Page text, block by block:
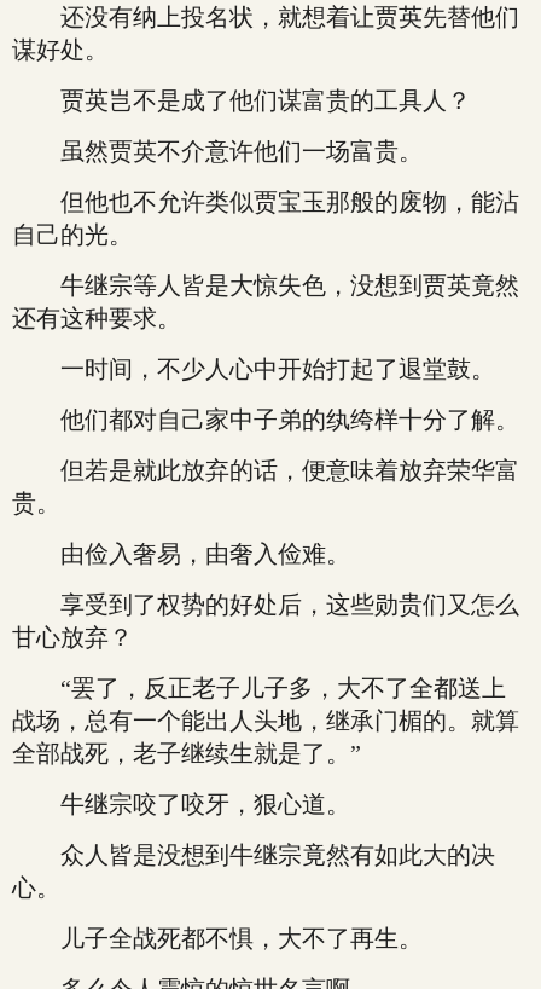
还没有纳上投名状，就想着让贾英先替他们
谋好处。
贾英岂不是成了他们谋富贵的工具人？
虽然贾英不介意许他们一场富贵。
但他也不允许类似贾宝玉那般的废物，能沾
自己的光。
牛继宗等人皆是大惊失色，没想到贾英竟然
还有这种要求。
一时间，不少人心中开始打起了退堂鼓。
他们都对自己家中子弟的纨绔样十分了解。
但若是就此放弃的话，便意味着放弃荣华富
贵。
由俭入奢易，由奢入俭难。
享受到了权势的好处后，这些勋贵们又怎么
甘心放弃？
“罢了，反正老子儿子多，大不了全都送上
战场，总有一个能出人头地，继承门楣的。就算
全部战死，老子继续生就是了。”
牛继宗咬了咬牙，狠心道。
众人皆是没想到牛继宗竟然有如此大的决
心。
儿子全战死都不惧，大不了再生。